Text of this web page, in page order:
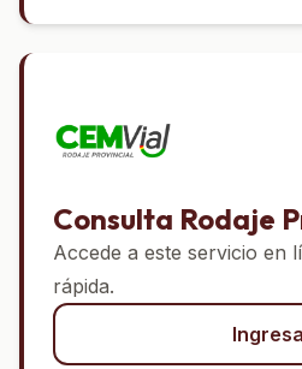
Consulta Rodaje
Accede a este servicio en
rápida.